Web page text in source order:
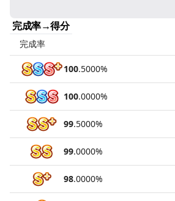
完成率→得分
完成率
100.5000%
100.0000%
99.5000%
99.0000%
98.0000%